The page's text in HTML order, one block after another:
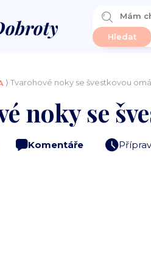
⟩ Tvarohové noky se švestkovou
noky se
Komentáře